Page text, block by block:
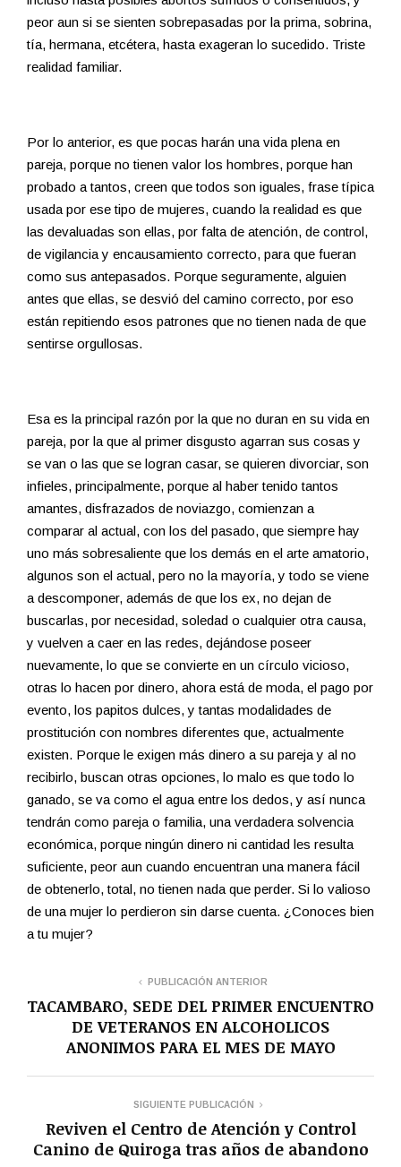
peor aun si se sienten sobrepasadas por la prima, sobrina,
tía, hermana, etcétera, hasta exageran lo sucedido. Triste
realidad familiar.
Por lo anterior, es que pocas harán una vida plena en
pareja, porque no tienen valor los hombres, porque han
probado a tantos, creen que todos son iguales, frase típica
usada por ese tipo de mujeres, cuando la realidad es que
las devaluadas son ellas, por falta de atención, de control,
de vigilancia y encausamiento correcto, para que fueran
como sus antepasados. Porque seguramente, alguien
antes que ellas, se desvió del camino correcto, por eso
están repitiendo esos patrones que no tienen nada de que
sentirse orgullosas.
Esa es la principal razón por la que no duran en su vida en
pareja, por la que al primer disgusto agarran sus cosas y
se van o las que se logran casar, se quieren divorciar, son
infieles, principalmente, porque al haber tenido tantos
amantes, disfrazados de noviazgo, comienzan a
comparar al actual, con los del pasado, que siempre hay
uno más sobresaliente que los demás en el arte amatorio,
algunos son el actual, pero no la mayoría, y todo se viene
a descomponer, además de que los ex, no dejan de
buscarlas, por necesidad, soledad o cualquier otra causa,
y vuelven a caer en las redes, dejándose poseer
nuevamente, lo que se convierte en un círculo vicioso,
otras lo hacen por dinero, ahora está de moda, el pago por
evento, los papitos dulces, y tantas modalidades de
prostitución con nombres diferentes que, actualmente
existen. Porque le exigen más dinero a su pareja y al no
recibirlo, buscan otras opciones, lo malo es que todo lo
ganado, se va como el agua entre los dedos, y así nunca
tendrán como pareja o familia, una verdadera solvencia
económica, porque ningún dinero ni cantidad les resulta
suficiente, peor aun cuando encuentran una manera fácil
de obtenerlo, total, no tienen nada que perder. Si lo valioso
de una mujer lo perdieron sin darse cuenta. ¿Conoces bien
a tu mujer?
PUBLICACIÓN ANTERIOR
TACAMBARO, SEDE DEL PRIMER ENCUENTRO
DE VETERANOS EN ALCOHOLICOS
ANONIMOS PARA EL MES DE MAYO
SIGUIENTE PUBLICACIÓN
Reviven el Centro de Atención y Control
Canino de Quiroga tras años de abandono